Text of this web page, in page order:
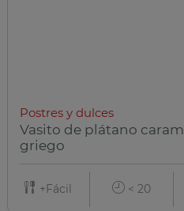
Postres y dulces
Vasito de plátano
griego
+Fácil < 20